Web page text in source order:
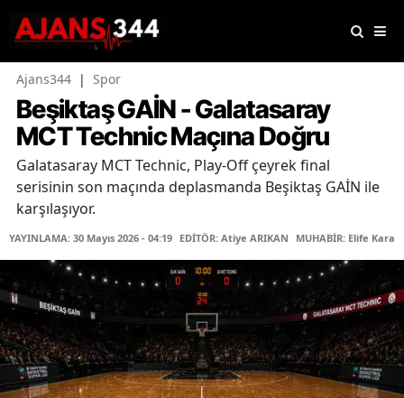
Ajans344 | Spor
Beşiktaş GAİN - Galatasaray
MCT Technic Maçına Doğru
Galatasaray MCT Technic, Play-Off çeyrek final
serisinin son maçında deplasmanda Beşiktaş GAİN ile
karşılaşıyor.
YAYINLAMA: 30 Mayıs 2026 - 04:19 EDİTÖR: Atiye ARIKAN MUHABİR: Elife